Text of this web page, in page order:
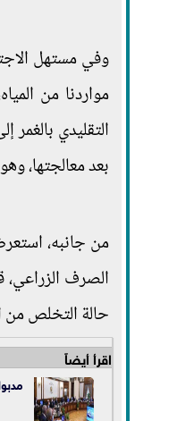
وفي مستهل
مواردنا من
التقليدي
بعد معالجتها،
من جانبه،
الصرف الزراعي،
حالة التخلص من
اقرأ أيضاً